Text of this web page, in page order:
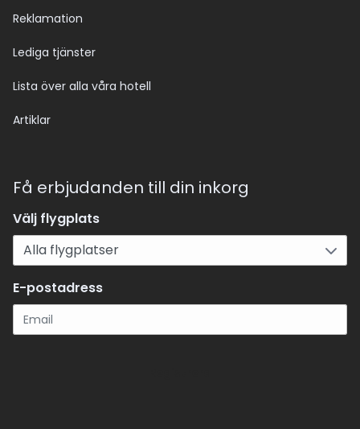
Reklamation
Lediga tjänster
Lista över alla våra hotell
Artiklar
Få erbjudanden till din inkorg
Välj flygplats
E-postadress